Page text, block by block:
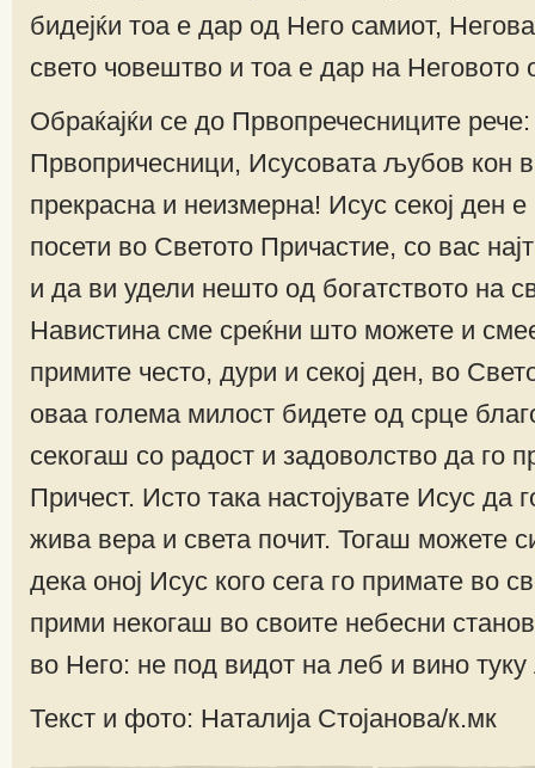
бидејќи тоа е дар од Него самиот,
свето човештво и тоа е дар на Неговото
Обраќајќи се до Првопречесниците рече:
Првопричесници, Исусовата љубов кон
прекрасна и неизмерна! Исус секој ден
посети во Светото Причастие, со вас
и да ви удели нешто од богатството на
Навистина сме среќни што можете и
примите често, дури и секој ден, во
оваа голема милост бидете од срце
секогаш со радост и задоволство да го
Причест. Исто така настојувате Исус да
жива вера и света почит. Тогаш можете
дека оној Исус кого сега го примате во
прими некогаш во своите небесни
во Него: не под видот на леб и вино
Текст и фото: Наталија Стојанова/к.мк